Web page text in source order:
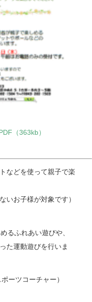
（363kb）
などを使って親子で楽
いお子様が対象です）
るふれあい遊びや、
た運動遊びを行いま
ーツコーチャー）